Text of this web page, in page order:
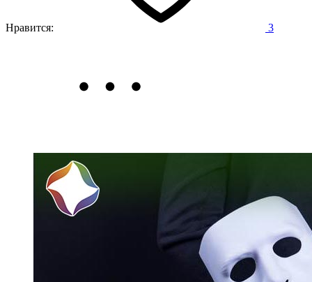
Нравится: 3